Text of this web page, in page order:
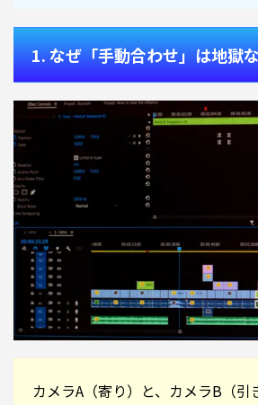
1. なぜ「手動合わせ」は地獄
カメラA（寄り）と、カメラB（引